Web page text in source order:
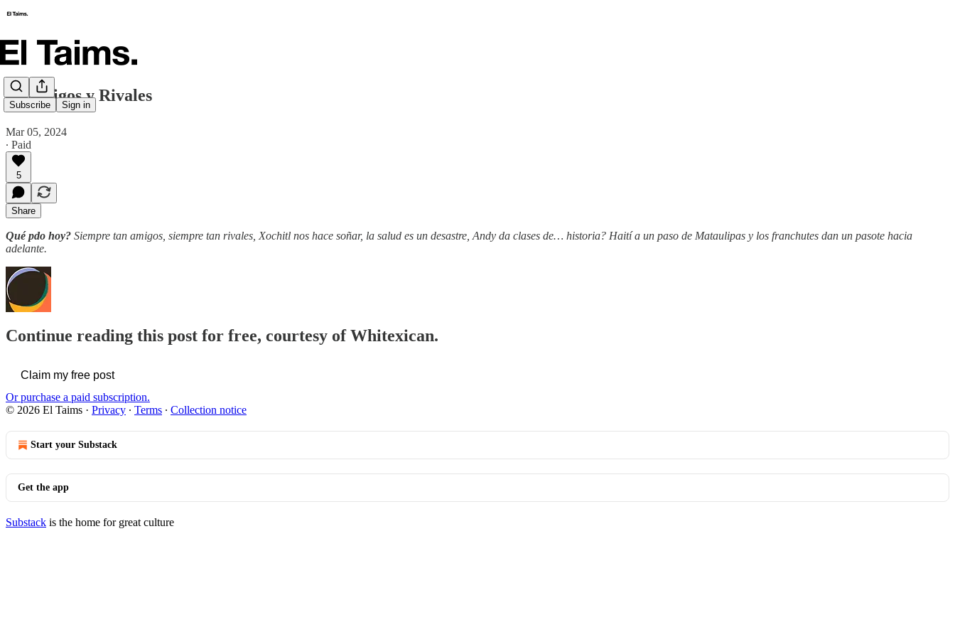
Subscribe Sign in
🗞️ Amigos y Rivales
Mar 05, 2024
∙ Paid
5
Share
Qué pdo hoy? Siempre tan amigos, siempre tan rivales, Xochitl nos hace soñar, la salud es un desastre, Andy da clases de… historia? Haití a un paso de Mataulipas y los franchutes dan un pasote hacia
adelante.
Continue reading this post for free, courtesy of Whitexican.
Claim my free post
Or purchase a paid subscription.
© 2026 El Taims · Privacy ∙ Terms ∙ Collection notice
Start your Substack
Get the app
Substack is the home for great culture